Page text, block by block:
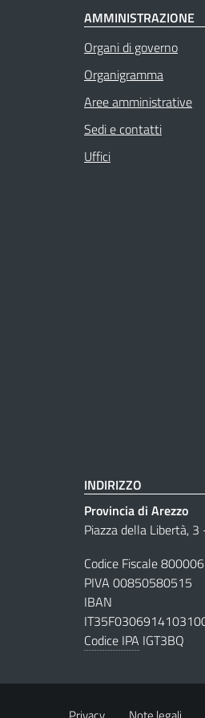
AMMINISTRAZIONE
Organi di governo
Organigramma
Aree amministrative
Sedi e contatti
Uffici
INDIRIZZO
Provincia di Arezzo
Piazza della Libertà,
Codice Fiscale
PIVA 00850580515
IBAN
Codice IPA IGT3BQ